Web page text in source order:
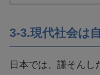
3-3.現代社会は
日本では、謙そんし